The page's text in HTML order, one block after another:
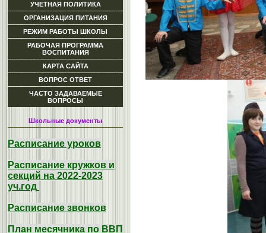
УЧЕТНАЯ ПОЛИТИКА
ОРГАНИЗАЦИЯ ПИТАНИЯ
РЕЖИМ РАБОТЫ ШКОЛЫ
РАБОЧАЯ ПРОГРАММА
ВОСПИТАНИЯ
КАРТА САЙТА
ВОПРОС ОТВЕТ
ЧАСТО ЗАДАВАЕМЫЕ
ВОПРОСЫ
Школьные документы
Расписание уроков
Расписание кружков и
секций на 2022-2023
уч.год
Расписание звонков
План месячника по ВВП